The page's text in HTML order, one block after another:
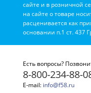
сайте и в розничной
на сайте о товаре
расценивается как
основании п.1 ст. 437
Есть вопросы?
8-800-234-88-
E-mail: info@f58.ru